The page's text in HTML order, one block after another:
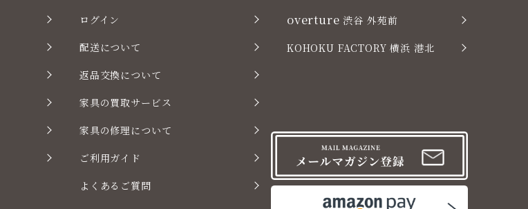
ログイン
配送について
返品交換について
家具の買取サービス
家具の修理について
ご利用ガイド
よくあるご質問
overture 渋谷 外苑前
KOHOKU FACTORY 横浜 港北